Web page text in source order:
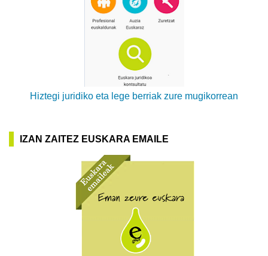
Hiztegi juridiko eta lege berriak zure mugikorrean
IZAN ZAITEZ EUSKARA EMAILE